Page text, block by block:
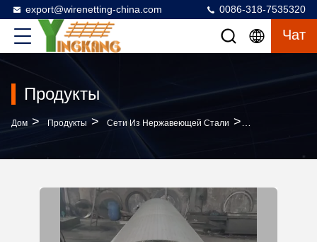
export@wirenetting-china.com 0086-318-7535320
Чат
Продукты
Дом > Продукты > Сети Из Нержавеющей Стали >